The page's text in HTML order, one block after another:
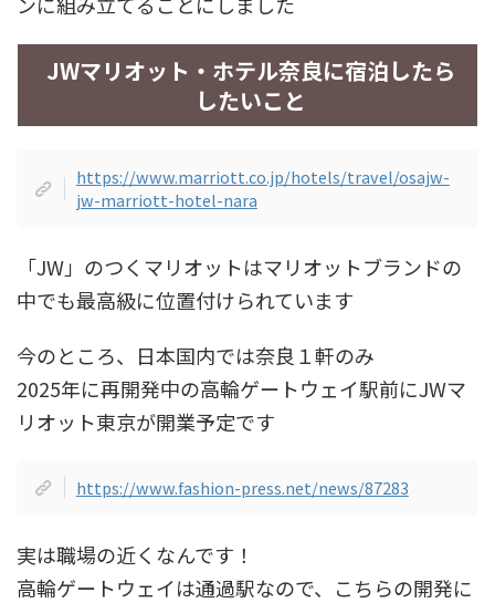
JWマリオット・ホテル奈良に宿泊したら
したいこと
https://www.marriott.co.jp/hotels/travel/osajw-
jw-marriott-hotel-nara
「JW」のつくマリオットはマリオットブランドの
中でも最高級に位置付けられています
今のところ、日本国内では奈良１軒のみ
2025年に再開発中の高輪ゲートウェイ駅前にJWマ
リオット東京が開業予定です
https://www.fashion-press.net/news/87283
実は職場の近くなんです！
高輪ゲートウェイは通過駅なので、こちらの開発に